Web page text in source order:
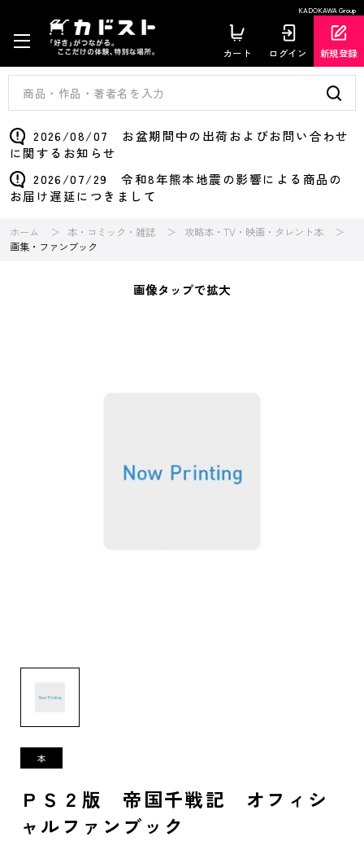
KADOKAWA Group
カート ログイン 新規登録
2026/08/07 お盆期間中の出荷およびお問い合わせ
に関するお知らせ
2026/07/29 令和8年熊本地震の影響による商品の
お届け遅延につきまして
ホーム 本・コミック・雑誌
攻略本・TV・映画・タレント本
画集・ファンブック
画像タップで拡大
ＰＳ２版 帝国千戦記 オフィシ
ャルファンブック